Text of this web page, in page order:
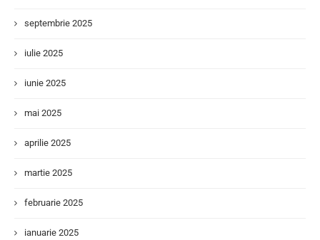
septembrie 2025
iulie 2025
iunie 2025
mai 2025
aprilie 2025
martie 2025
februarie 2025
ianuarie 2025